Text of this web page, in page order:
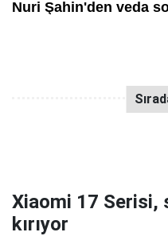
Xiaomi 17 Serisi,
kırıyor